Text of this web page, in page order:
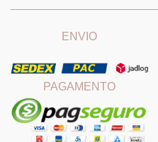
ENVIO
PAGAMENTO